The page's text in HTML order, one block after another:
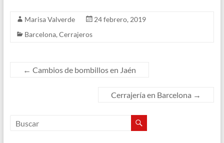
Marisa Valverde
24 febrero, 2019
Barcelona,Cerrajeros
← Cambios de bombillos en Jaén
Cerrajería en Barcelona →